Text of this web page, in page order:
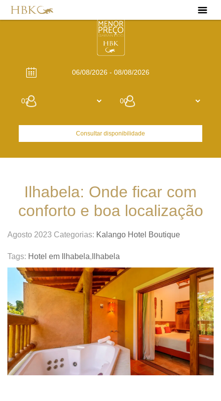
Consultar disponibilidade
Ilhabela: Onde ficar com
conforto e boa localização
Agosto 2023 Categorias: Kalango Hotel Boutique
Tags: Hotel em Ilhabela, Ilhabela